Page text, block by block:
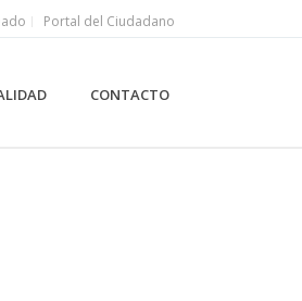
Portal del Ciudadano
CONTACTO